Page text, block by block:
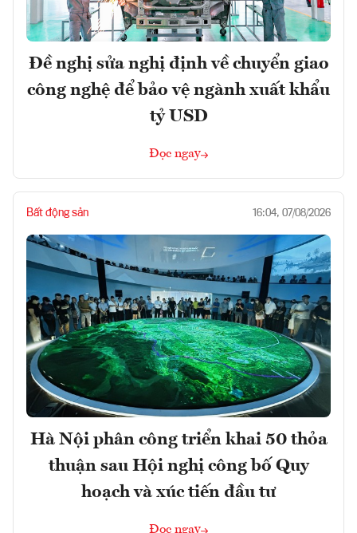
Đề nghị sửa nghị định về chuyển giao
công nghệ để bảo vệ ngành xuất khẩu
tỷ USD
Đọc ngay
Bất động sản 16:04, 07/08/2026
Hà Nội phân công triển khai 50 thỏa
thuận sau Hội nghị công bố Quy
hoạch và xúc tiến đầu tư
Đọc ngay